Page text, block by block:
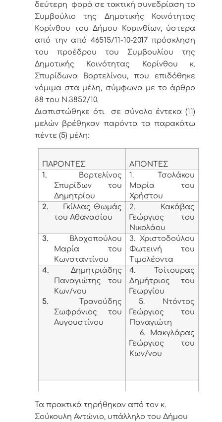
δεύτερη φορά σε τακτική συνεδρίαση το
Συμβούλιο της Δημοτικής Κοινότητας
Κορίνθου του Δήμου Κορινθίων, ύστερα
από την από 46515/11-10-2017 πρόσκληση
του προέδρου του Συμβουλίου της
Δημοτικής Κοινότητας Κορίνθου κ.
Σπυρίδωνα Βορτελίνου, που επιδόθηκε
νόμιμα στα μέλη, σύμφωνα με το άρθρο
88 του Ν.3852/10.
Διαπιστώθηκε ότι σε σύνολο έντεκα (11)
μελών βρέθηκαν παρόντα τα παρακάτω
πέντε (5) μέλη:
ΠΑΡΟΝΤΕΣ
ΑΠΟΝΤΕΣ
1.
Βορτελίνος
Σπυρίδων του
Δημητρίου
1. Τσολάκου
Μαρία του
Χρήστου
2.
Γκίλλας Θωμάς
του Αθανασίου
2. Κακάβας
Γεώργιος του
Νικολάου
3.
Βλαχοπούλου
Μαρία του
Κωνσταντίνου
3. Χριστοδούλου
Φωτεινή του
Τιμολέοντα
4. Δημητριάδης
Παναγιώτης του
Κων/νου
5. Τρανούδης
Σωφρόνιος του
Αυγουστίνου
4. Τσίτουρας
Δημήτριος του
Γεωργίου
5. Ντόντος
Γεώργιος του
Παναγιώτη
6. Μακγλάρας
Γεώργιος του
Κων/νου
Τα πρακτικά τηρήθηκαν από τον κ.
Σούκουλη Αντώνιο, υπάλληλο του Δήμου